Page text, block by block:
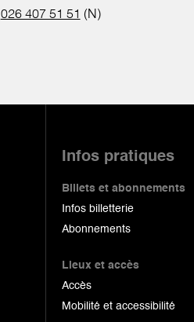
026 407 51 51 (N)
Infos pratiques
Billets et abonnements
Infos billetterie
Abonnements
Lieux et accès
Accès
Mobilité et accessibilité